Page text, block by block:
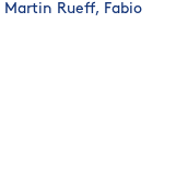
Martin Rueff, Fabio